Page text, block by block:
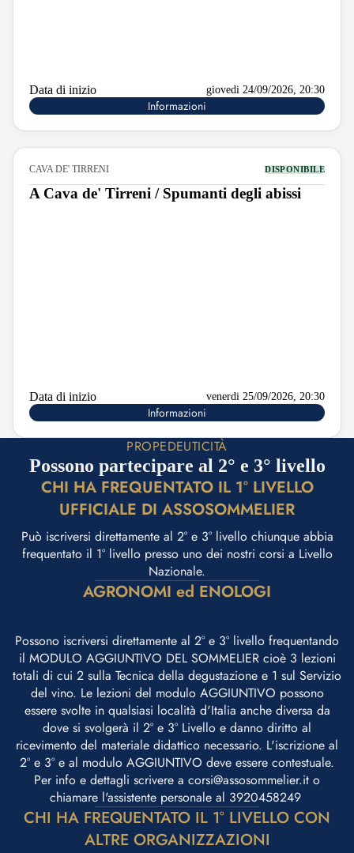
Data di inizio giovedi 24/09/2026, 20:30
Informazioni
CAVA DE' TIRRENI DISPONIBILE
A Cava de' Tirreni / Spumanti degli abissi
Data di inizio venerdi 25/09/2026, 20:30
Informazioni
PROPEDEUTICITÀ
Possono partecipare al 2° e 3° livello
CHI HA FREQUENTATO IL 1° LIVELLO
UFFICIALE DI ASSOSOMMELIER
Può iscriversi direttamente al 2° e 3° livello chiunque abbia
frequentato il 1° livello presso uno dei nostri corsi a Livello
Nazionale.
AGRONOMI ed ENOLOGI
Possono iscriversi direttamente al 2° e 3° livello frequentando
il MODULO AGGIUNTIVO DEL SOMMELIER cioè 3 lezioni
totali di cui 2 sulla Tecnica della degustazione e 1 sul Servizio
del vino. Le lezioni del modulo AGGIUNTIVO possono
essere svolte in qualsiasi località d'Italia anche diversa da
dove si svolgerà il 2° e 3° Livello e danno diritto al
ricevimento del materiale didattico necessario. L'iscrizione al
2° e 3° e al modulo AGGIUNTIVO deve essere contestuale.
Per info e dettagli scrivere a corsi@assosommelier.it o
chiamare l'assistente personale al 3920458249 ​
CHI HA FREQUENTATO IL 1° LIVELLO CON
ALTRE ORGANIZZAZIONI